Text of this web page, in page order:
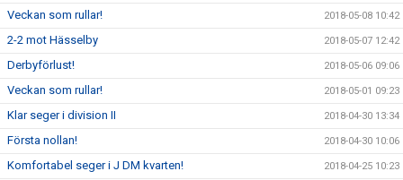
Veckan som rullar! 2018-05-08 10:42
2-2 mot Hässelby 2018-05-07 12:42
Derbyförlust! 2018-05-06 09:06
Veckan som rullar! 2018-05-01 09:23
Klar seger i division II 2018-04-30 13:34
Första nollan! 2018-04-30 10:06
Komfortabel seger i J DM kvarten! 2018-04-25 10:23